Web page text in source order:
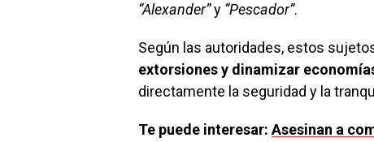
“Alexander”y “Pescador”.
Según las autoridades, estos
extorsiones y dinamizar
directamente la seguridad y la
Te puede interesar:Asesinan a